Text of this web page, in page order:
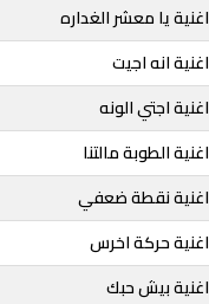
اغنية يا معشر الغداره
اغنية انه اجيت
اغنية اجتي الونه
اغنية الطوبة مالتنا
اغنية نقطة ضعفي
اغنية حركة اخرس
اغنية بيش حبك